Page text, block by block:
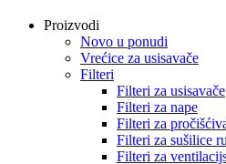
Proizvodi
Novo u ponudi
Vrećice za usisavače
Filteri
Filteri za usisavače
Filteri za nape
Filteri za
Filteri za sušilice
Filteri za